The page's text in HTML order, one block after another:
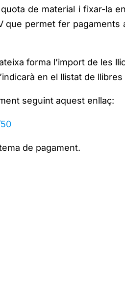
de material i fixar-la
que permet fer pagaments
forma l’import de les
en el llistat de
seguint aquest enllaç:
de pagament.